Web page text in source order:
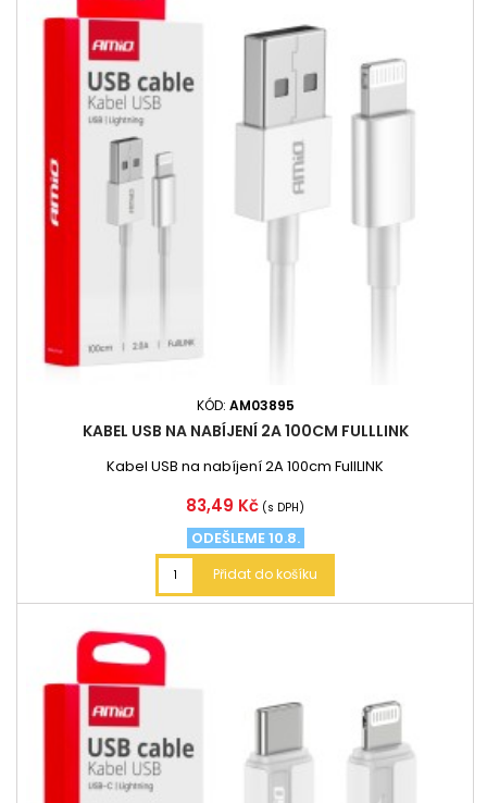
KÓD: AM03895
KABEL USB NA NABÍJENÍ 2A 100CM FULLLINK
Kabel USB na nabíjení 2A 100cm FullLINK
Cena
83,49 Kč (s DPH)
ODEŠLEME 10.8.
Přidat do košíku